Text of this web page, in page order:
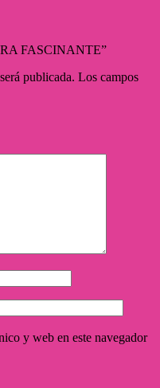
FASCINANTE”
publicada. Los campos
y web en este navegador